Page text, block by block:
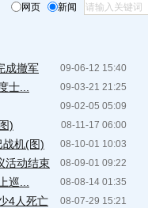
网页 新闻
09-06-12 15:40
成撤军
09-03-21 21:25
士...
09-02-05 05:09
08-11-17 06:00
)
08-10-01 10:03
战机(图)
08-09-01 09:22
活动结束
08-08-14 01:35
巡...
08-07-29 15:21
4人死亡